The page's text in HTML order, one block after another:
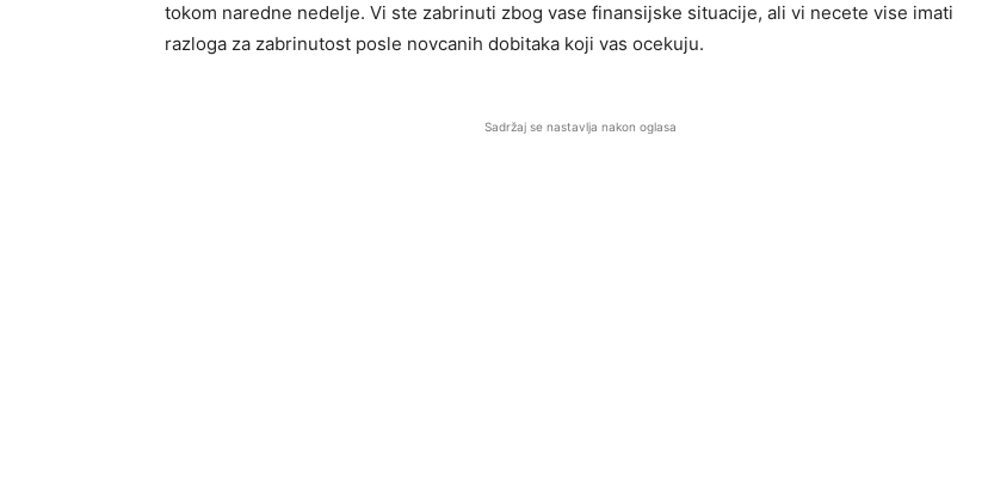
tokom naredne nedelje. Vi ste zabrinuti zbog vase finansijske situacije, ali vi necete vise imati
razloga za zabrinutost posle novcanih dobitaka koji vas ocekuju.
Sadržaj se nastavlja nakon oglasa